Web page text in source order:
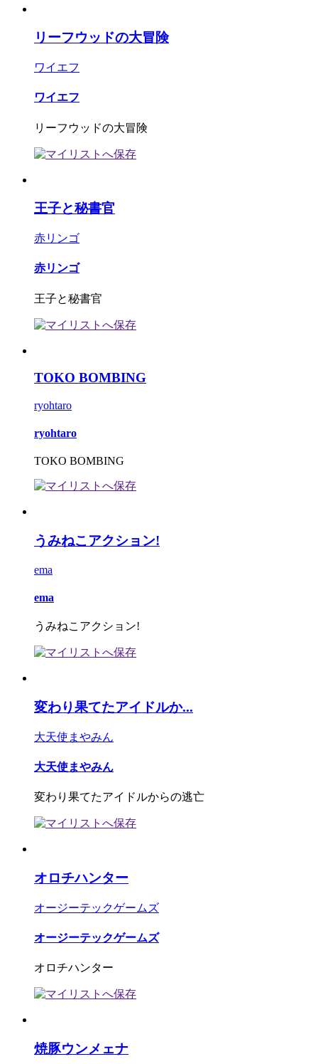
リーフウッドの大冒険
ワイエフ
ワイエフ
リーフウッドの大冒険
王子と秘書官
赤リンゴ
赤リンゴ
王子と秘書官
TOKO BOMBING
ryohtaro
ryohtaro
TOKO BOMBING
うみねこアクション!
ema
ema
うみねこアクション!
変わり果てたアイドルか...
大天使まやみん
大天使まやみん
変わり果てたアイドルからの逃亡
オロチハンター
オージーテックゲームズ
オージーテックゲームズ
オロチハンター
焼豚ウンメェナ